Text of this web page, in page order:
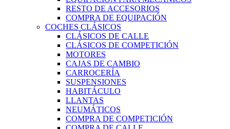
RESTO DE ACCESORIOS
COMPRA DE EQUIPACIÓN
COCHES CLÁSICOS
CLÁSICOS DE CALLE
CLÁSICOS DE COMPETICIÓN
MOTORES
CAJAS DE CAMBIO
CARROCERÍA
SUSPENSIONES
HABITÁCULO
LLANTAS
NEUMÁTICOS
COMPRA DE COMPETICIÓN